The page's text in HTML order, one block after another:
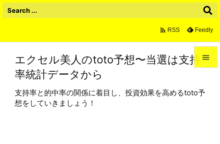
エクセル美人のtoto予想〜当選は支持
率統計データから
支持率と的中率の関係に着目し、投資効果を高めるtoto予
想をしていきましょう！

メニュ
 RSS Feedly